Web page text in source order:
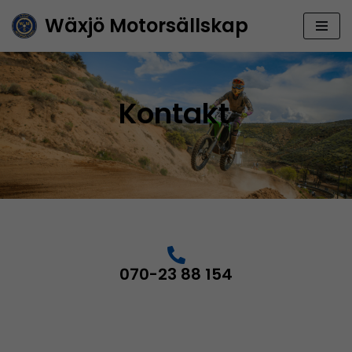
Hoppa
till
innehåll
Wäxjö Motorsällskap
Kontakt
070-23 88 154